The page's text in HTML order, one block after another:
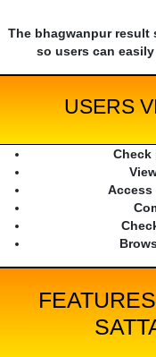
The bhagwanpur
so users can
USERS
Check
Access